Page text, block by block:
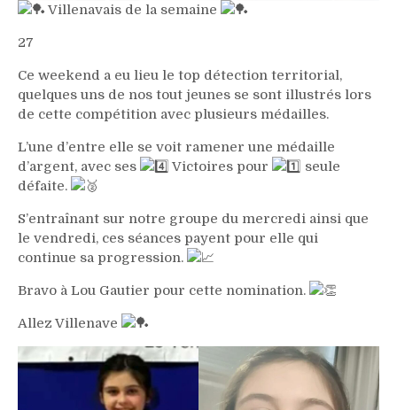
Villenavais de la semaine
27
Ce weekend a eu lieu le top détection territorial,
quelques uns de nos tout jeunes se sont illustrés lors
de cette compétition avec plusieurs médailles.
L’une d’entre elle se voit ramener une médaille
d’argent, avec ses
Victoires pour
seule
défaite.
S’entraînant sur notre groupe du mercredi ainsi que
le vendredi, ces séances payent pour elle qui
continue sa progression.
Bravo à Lou Gautier pour cette nomination.
Allez Villenave